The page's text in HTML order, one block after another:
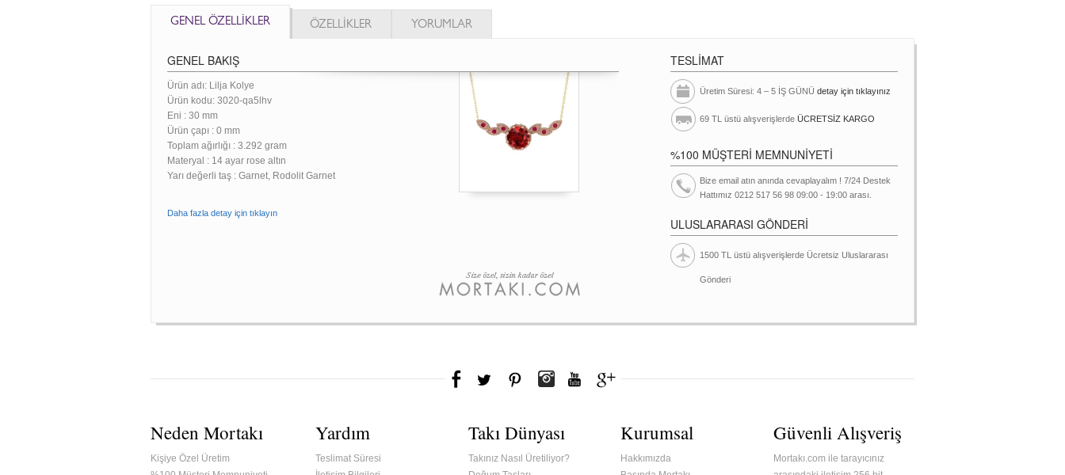
GENEL ÖZELLİKLER ÖZELLİKLER YORUMLAR
GENEL BAKIŞ
Ürün adı: Lilja Kolye
Ürün kodu: 3020-qa5lhv
Eni : 30 mm
Ürün çapı : 0 mm
Toplam ağırlığı : 3.292 gram
Materyal : 14 ayar rose altın
Yarı değerli taş : Garnet, Rodolit Garnet
Daha fazla detay için tıklayın
TESLİMAT
Üretim Süresi: 4 – 5 İŞ GÜNÜ detay için tıklayınız
69 TL üstü alışverişlerde ÜCRETSİZ KARGO
%100 MÜŞTERİ MEMNUNİYETİ
Bize email atın anında cevaplayalım ! 7/24 Destek
Hattımız 0212 517 56 98 09:00 - 19:00 arası.
ULUSLARARASI GÖNDERİ
1500 TL üstü alışverişlerde Ücretsiz Uluslararası
Gönderi
Neden Mortakı
Kişiye Özel Üretim
Yardım
Teslimat Süresi
Takı Dünyası
Takınız Nasıl Üretiliyor?
Kurumsal
Hakkımızda
Güvenli Alışveriş
Mortakı.com ile tarayıcınız